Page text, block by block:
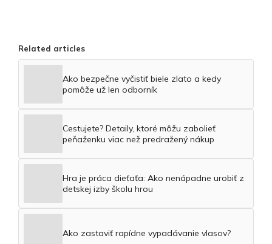
Related articles
Ako bezpečne vyčistiť biele zlato a kedy
pomôže už len odborník
Cestujete? Detaily, ktoré môžu zabolieť
peňaženku viac než predražený nákup
Hra je práca dieťaťa: Ako nenápadne urobiť z
detskej izby školu hrou
Ako zastaviť rapídne vypadávanie vlasov?